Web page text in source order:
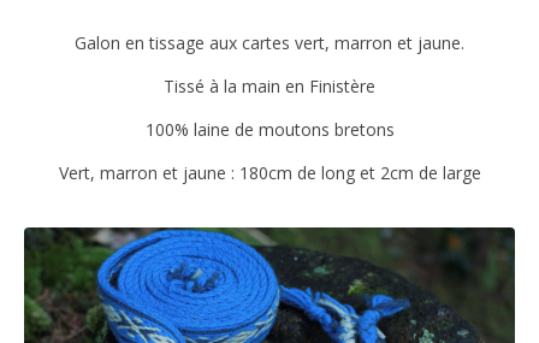
Galon en tissage aux cartes vert, marron et jaune.
Tissé à la main en Finistère
100% laine de moutons bretons
Vert, marron et jaune : 180cm de long et 2cm de large